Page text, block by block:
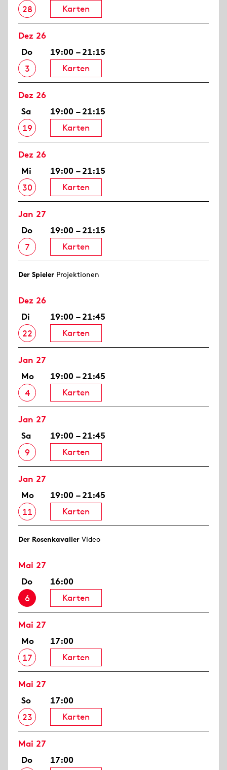
28 Karten
Dez 26
Do
3
19:00 – 21:15
Karten
Dez 26
Sa
19
19:00 – 21:15
Karten
Dez 26
Mi
30
19:00 – 21:15
Karten
Jan 27
Do
7
19:00 – 21:15
Karten
Der Spieler Projektionen
Dez 26
Di
22
19:00 – 21:45
Karten
Jan 27
Mo
4
19:00 – 21:45
Karten
Jan 27
Sa
9
19:00 – 21:45
Karten
Jan 27
Mo
11
19:00 – 21:45
Karten
Der Rosen­kavalier Video
Mai 27
Do
6
16:00
Karten
Mai 27
Mo
17
17:00
Karten
Mai 27
So
23
17:00
Karten
Mai 27
Do
17:00